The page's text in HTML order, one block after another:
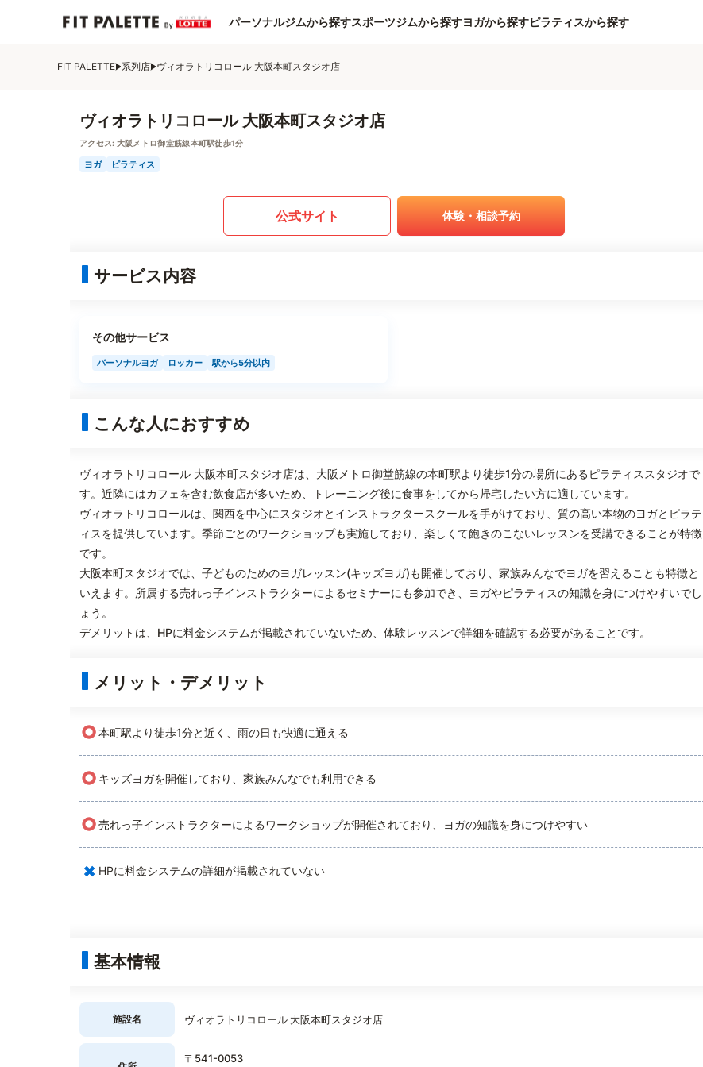
パーソナルジムから探すスポーツジムから探すヨガから探すピラティスから探す
FIT PALETTE 系列店 ヴィオラトリコロール 大阪本町スタジオ店
ヴィオラトリコロール 大阪本町スタジオ店
アクセス: 大阪メトロ御堂筋線本町駅徒歩1分
ヨガ ピラティス
公式サイト 体験・相談予約
サービス内容
その他サービス
パーソナルヨガ ロッカー 駅から5分以内
こんな人におすすめ
ヴィオラトリコロール 大阪本町スタジオ店は、大阪メトロ御堂筋線の本町駅より徒歩1分の場所にあるピラティススタジオで
す。近隣にはカフェを含む飲食店が多いため、トレーニング後に食事をしてから帰宅したい方に適しています。
ヴィオラトリコロールは、関西を中心にスタジオとインストラクタースクールを手がけており、質の高い本物のヨガとピラテ
ィスを提供しています。季節ごとのワークショップも実施しており、楽しくて飽きのこないレッスンを受講できることが特徴
です。
大阪本町スタジオでは、子どものためのヨガレッスン(キッズヨガ)も開催しており、家族みんなでヨガを習えることも特徴と
いえます。所属する売れっ子インストラクターによるセミナーにも参加でき、ヨガやピラティスの知識を身につけやすいでし
ょう。
デメリットは、HPに料金システムが掲載されていないため、体験レッスンで詳細を確認する必要があることです。
メリット・デメリット
○本町駅より徒歩1分と近く、雨の日も快適に通える
○ キッズヨガを開催しており、家族みんなでも利用できる
○売れっ子インストラクターによるワークショップが開催されており、ヨガの知識を身につけやすい
× HPに料金システムの詳細が掲載されていない
基本情報
施設名 ヴィオラトリコロール 大阪本町スタジオ店
〒541-0053